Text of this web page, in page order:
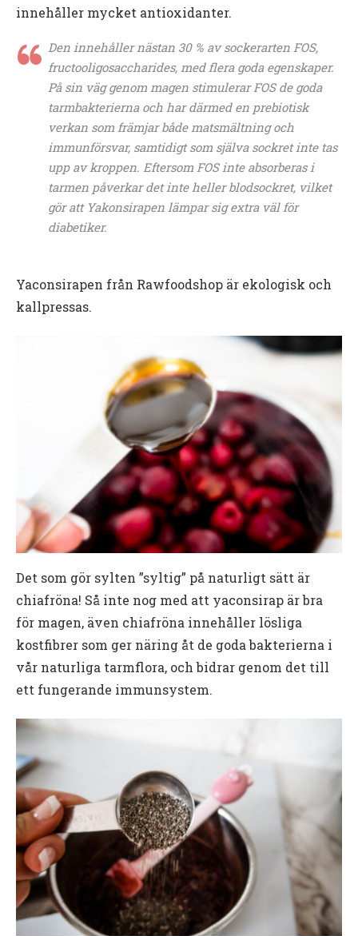
innehåller mycket antioxidanter.
Den innehåller nästan 30 % av sockerarten FOS,
fructooligosaccharides, med flera goda egenskaper.
På sin väg genom magen stimulerar FOS de goda
tarmbakterierna och har därmed en prebiotisk
verkan som främjar både matsmältning och
immunförsvar, samtidigt som själva sockret inte tas
upp av kroppen. Eftersom FOS inte absorberas i
tarmen påverkar det inte heller blodsockret, vilket
gör att Yakonsirapen lämpar sig extra väl för
diabetiker.
Yaconsirapen från Rawfoodshop är ekologisk och
kallpressas.
Det som gör sylten ”syltig” på naturligt sätt är
chiafröna! Så inte nog med att yaconsirap är bra
för magen, även chiafröna innehåller lösliga
kostfibrer som ger näring åt de goda bakterierna i
vår naturliga tarmflora, och bidrar genom det till
ett fungerande immunsystem.